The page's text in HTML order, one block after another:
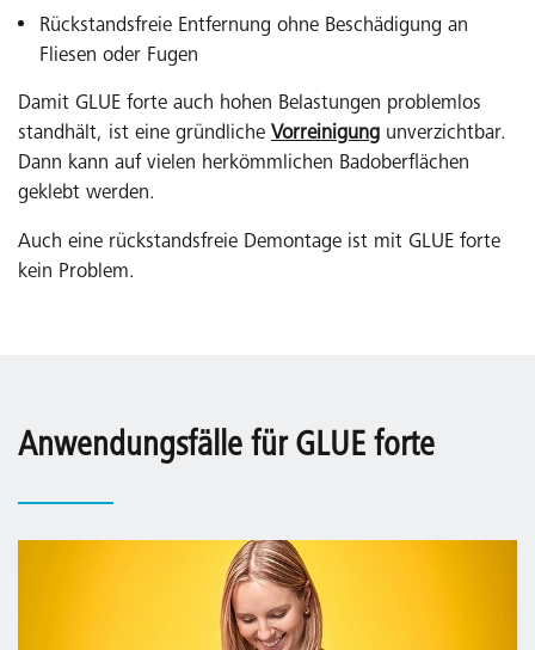
Rückstandsfreie Entfernung ohne Beschädigung an
Fliesen oder Fugen
Damit GLUE forte auch hohen Belastungen problemlos
standhält, ist eine gründliche Vorreinigung unverzichtbar.
Dann kann auf vielen herkömmlichen Badoberflächen
geklebt werden.
Auch eine rückstandsfreie Demontage ist mit GLUE forte
kein Problem.
Anwendungsfälle für GLUE forte